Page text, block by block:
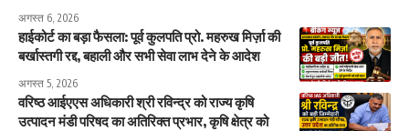
अगस्त 6, 2026
हाईकोर्ट का बड़ा फैसला: पूर्व कुलपति प्रो. महरुख मिर्ज़ा की
बर्खास्तगी रद्द, बहाली और सभी सेवा लाभ देने के आदेश
अगस्त 5, 2026
वरिष्ठ आईएएस अधिकारी श्री रविन्द्र को राज्य कृषि
उत्पादन मंडी परिषद का अतिरिक्त प्रभार, कृषि क्षेत्र को